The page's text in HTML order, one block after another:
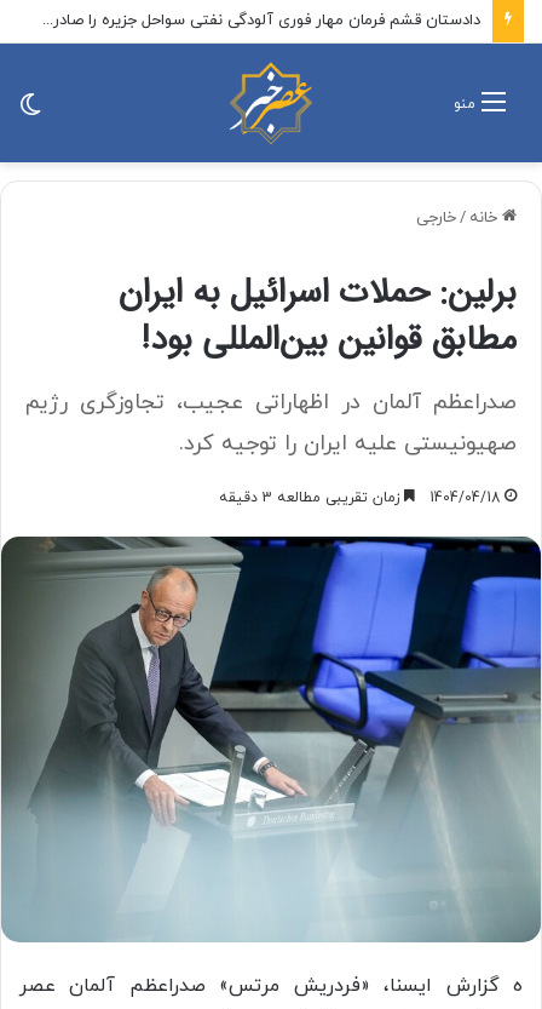
دادستان قشم فرمان مهار فوری آلودگی نفتی سواحل جزیره را صادر کرد
منو
خانه /خارجی
برلین: حملات اسرائیل به ایران
مطابق قوانین بین‌المللی بود!
صدراعظم آلمان در اظهاراتی عجیب، تجاوزگری رژیم
صهیونیستی علیه ایران را توجیه کرد.
1404/04/18 زمان تقریبی مطالعه 3 دقیقه
ه گزارش ایسنا، «فردریش مرتس» صدراعظم آلمان عصر